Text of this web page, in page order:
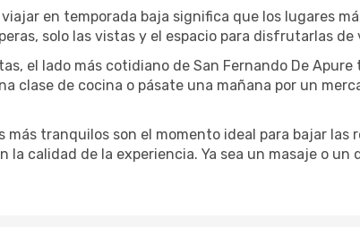
viajar en temporada baja significa que los lugares
solo las vistas y el espacio para disfrutarlas de
el lado más cotidiano de San Fernando De
clase de cocina o pásate una mañana por un
más tranquilos son el momento ideal para bajar
la calidad de la experiencia. Ya sea un masaje o